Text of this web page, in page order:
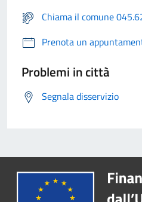
Chiama il comune
Prenota un
Problemi in città
Segnala disservizio